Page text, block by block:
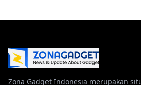
Zona Gadget Indonesia merupakan